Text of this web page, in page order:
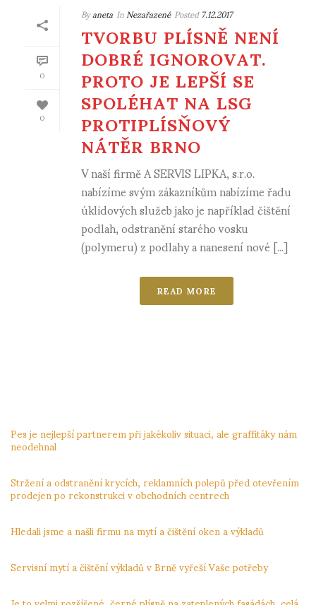
0
0
ByanetaInNezařazenéPosted7.12.2017
TVORBU PLÍSNĚ NENÍ
DOBRÉ IGNOROVAT.
PROTO JE LEPŠÍ SE
SPOLÉHAT NA LSG
PROTIPLÍSŇOVÝ
NÁTĚR BRNO
V naší firmě A SERVIS LIPKA, s.r.o.
nabízíme svým zákazníkům nabízíme řadu
úklidových služeb jako je například čištění
podlah, odstranění starého vosku
(polymeru) z podlahy a nanesení nové [...]
READ MORE
Pes je nejlepší partnerem při jakékoliv situaci, ale graffitáky nám
neodehnal
Stržení a odstranění krycích, reklamních polepů před otevřením
prodejen po rekonstrukci v obchodních centrech
Hledali jsme a našli firmu na mytí a čištění oken a výkladů
Servisní mytí a čištění výkladů v Brně vyřeší Vaše potřeby